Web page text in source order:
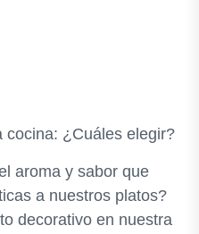
cocina: ¿Cuáles elegir?
aroma y sabor que
a nuestros platos?
decorativo en nuestra